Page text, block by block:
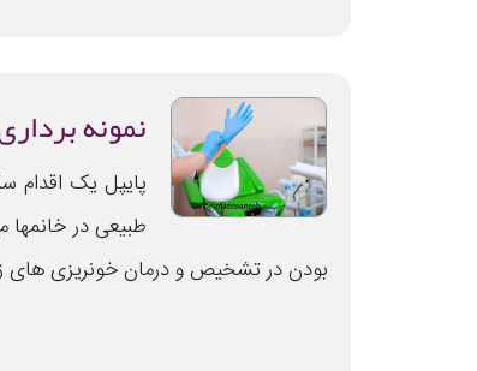
نمونه
پایپل یک
طبیعی در خانمها
بودن در تشخیص و درمان خونریزی های